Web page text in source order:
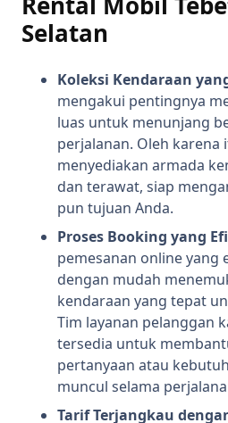
Selatan
Koleksi Kendaraan
mengakui pentingnya
luas untuk menunjang
perjalanan. Oleh karena
menyediakan armada
dan terawat, siap
pun tujuan Anda.
Proses Booking yang
pemesanan online yang
dengan mudah
kendaraan yang tepat
Tim layanan pelanggan
tersedia untuk
pertanyaan atau
muncul selama
Tarif Terjangkau